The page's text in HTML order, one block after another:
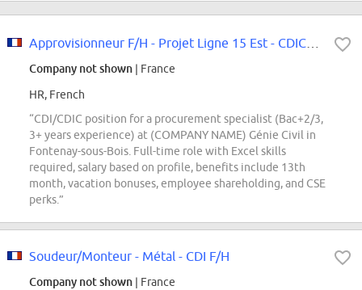
Company not shown | France
HR, French
“CDI/CDIC position for a procurement specialist (Bac+2/3,
3+ years experience) at (COMPANY NAME) Génie Civil in
Fontenay-sous-Bois. Full-time role with Excel skills
required, salary based on profile, benefits include 13th
month, vacation bonuses, employee shareholding, and CSE
perks.”
Soudeur/Monteur - Métal - CDI F/H
Company not shown | France